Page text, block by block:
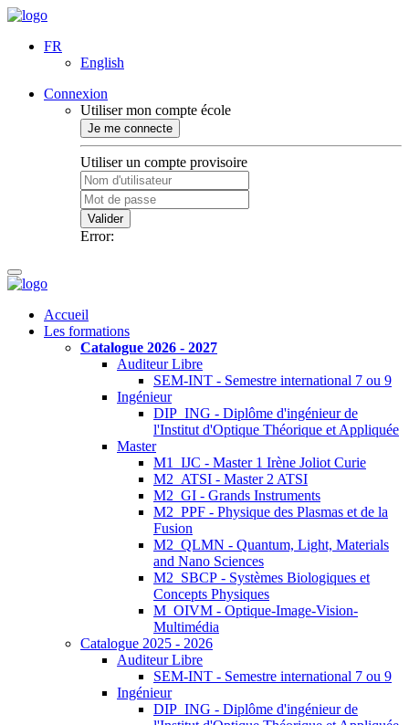
FR
English
Connexion
Utiliser mon compte école
Je me connecte
Utiliser un compte provisoire
Valider
Error:
Accueil
Les formations
Catalogue 2026 - 2027
Auditeur Libre
SEM-INT - Semestre international 7 ou 9
Ingénieur
DIP_ING - Diplôme d'ingénieur de
l'Institut d'Optique Théorique et Appliquée
Master
M1_IJC - Master 1 Irène Joliot Curie
M2_ATSI - Master 2 ATSI
M2_GI - Grands Instruments
M2_PPF - Physique des Plasmas et de la
Fusion
M2_QLMN - Quantum, Light, Materials
and Nano Sciences
M2_SBCP - Systèmes Biologiques et
Concepts Physiques
M_OIVM - Optique-Image-Vision-
Multimédia
Catalogue 2025 - 2026
Auditeur Libre
SEM-INT - Semestre international 7 ou 9
Ingénieur
DIP_ING - Diplôme d'ingénieur de